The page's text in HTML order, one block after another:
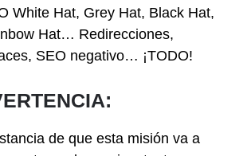
White Hat, Grey Hat, Black Hat,
Hat… Redirecciones,
SEO negativo… ¡TODO!
de que esta misión va a